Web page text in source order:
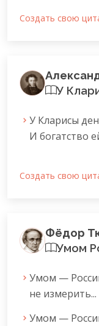
Создать свою
У
У Кларисы
И богатство
Создать свою
Фёдор
Умом
Умом —
не измерить...
Умом —